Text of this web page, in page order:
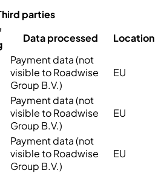
parties
Data processed Location
Payment data (not
visible to Roadwise
Group B.V.)
EU
Payment data (not
visible to Roadwise
Group B.V.)
EU
Payment data (not
visible to Roadwise
Group B.V.)
EU